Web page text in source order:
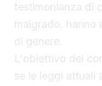
testimonianza di
malgrado, hanno
di genere.
L'obiettivo del
se le leggi attuali